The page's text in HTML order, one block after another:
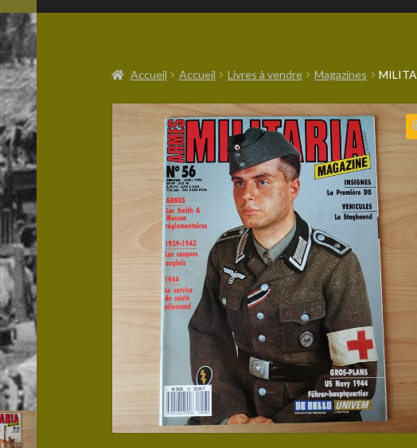
Accueil Accueil Livres à vendre Magazines